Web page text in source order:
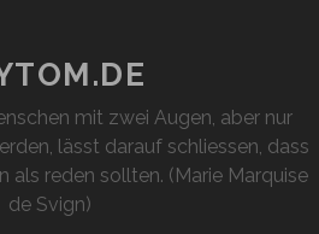
mit zwei Augen, aber nur
lässt darauf schliessen, dass
als reden sollten. (Marie Marquise
de Svign)